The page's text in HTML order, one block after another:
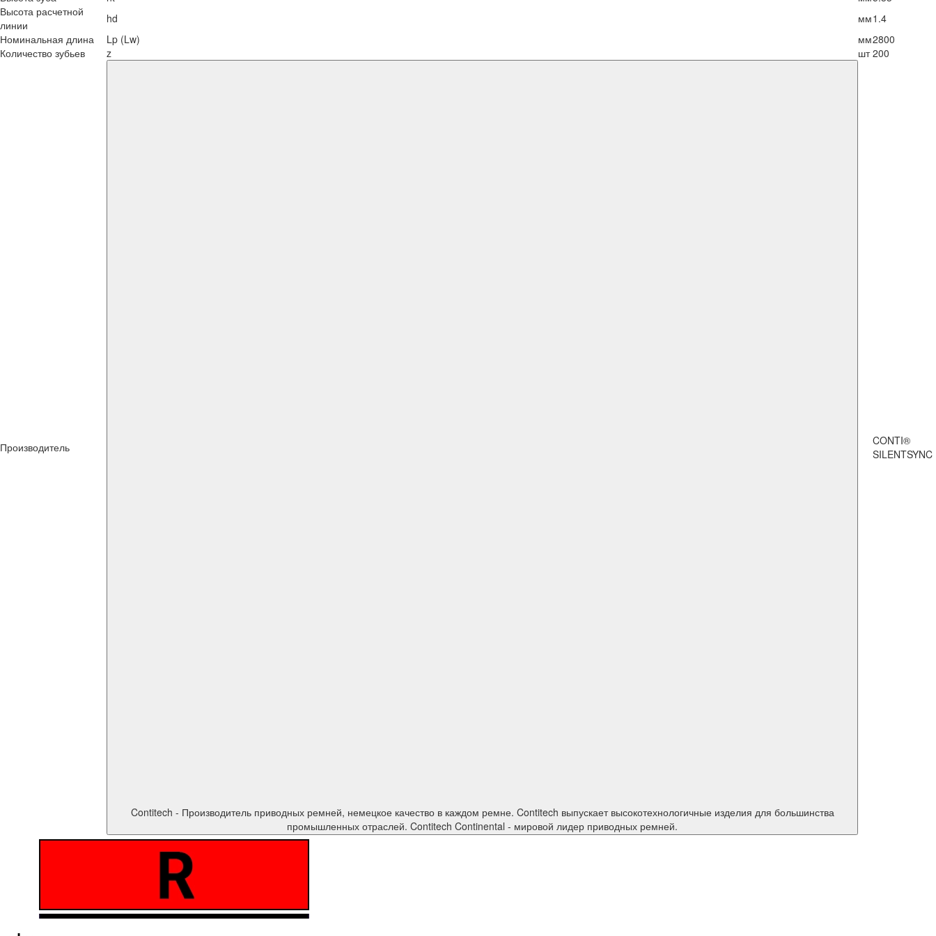
Высота расчетной
линии
hd мм1.4
Номинальная длина
Lp (Lw) мм2800
Количество зубьев
z шт 200
Производитель
Contitech - Производитель приводных ремней, немецкое качество в каждом ремне. Contitech выпускает высокотехнологичные изделия для большинства
промышленных отраслей. Contitech Continental - мировой лидер приводных ремней.
CONTI®
SILENTSYNC